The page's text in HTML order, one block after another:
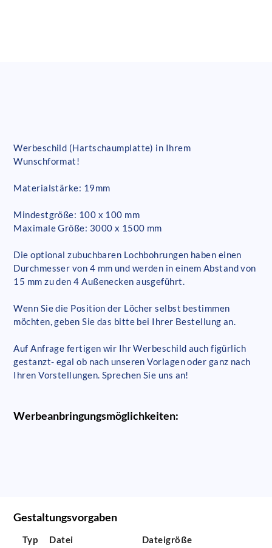
Werbeschild (Hartschaumplatte) in Ihrem
Wunschformat!
Materialstärke: 19mm
Mindestgröße: 100 x 100 mm
Maximale Größe: 3000 x 1500 mm
Die optional zubuchbaren Lochbohrungen haben einen
Durchmesser von 4 mm und werden in einem Abstand von
15 mm zu den 4 Außenecken ausgeführt.
Wenn Sie die Position der Löcher selbst bestimmen
möchten, geben Sie das bitte bei Ihrer Bestellung an.
Auf Anfrage fertigen wir Ihr Werbeschild auch figürlich
gestanzt- egal ob nach unseren Vorlagen oder ganz nach
Ihren Vorstellungen. Sprechen Sie uns an!
Werbeanbringungsmöglichkeiten:
Gestaltungsvorgaben
Typ Datei Dateigröße